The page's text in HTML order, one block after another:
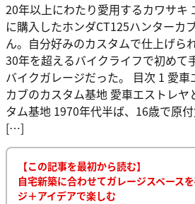
20年以上にわたり愛用するカワサキ
に購入したホンダCT125ハンターカ
ん。自分好みのカスタムで仕上げら
30年を超えるバイクライフで初めて
バイクガレージだった。 目次 1 愛
カブのカスタム基地 愛車エストレ
タム基地 1970年代半ば、16歳で原
[…]
【この記事を最初から読む】
自宅新築に合わせてガレージスペース
ジ＋アイデアで楽しむ